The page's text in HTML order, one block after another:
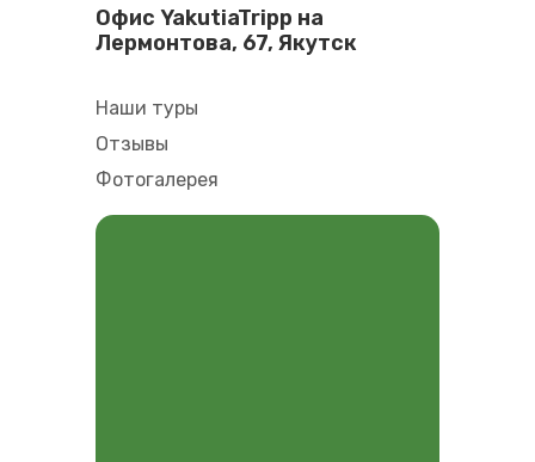
Фотогалерея
Отзывы
Наши туры
Офис YakutiaTripp на
Лермонтова, 67, Якутск